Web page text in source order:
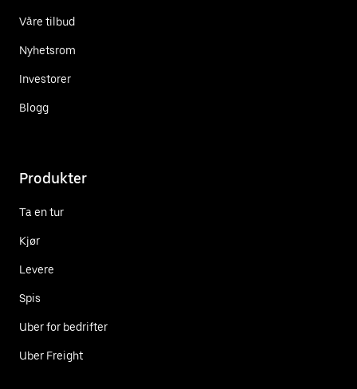
Våre tilbud
Nyhetsrom
Investorer
Blogg
Produkter
Ta en tur
Kjør
Levere
Spis
Uber for bedrifter
Uber Freight